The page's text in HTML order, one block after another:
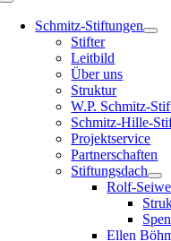
Toggle
NavigationSchmitz-Stiftungen
Stifter
Leitbild
Über uns
Struktur
W.P. Schmitz-
Schmitz-Hille-
Projektservice
Partnerschaften
Stiftungsdach
Rolf-
Ellen